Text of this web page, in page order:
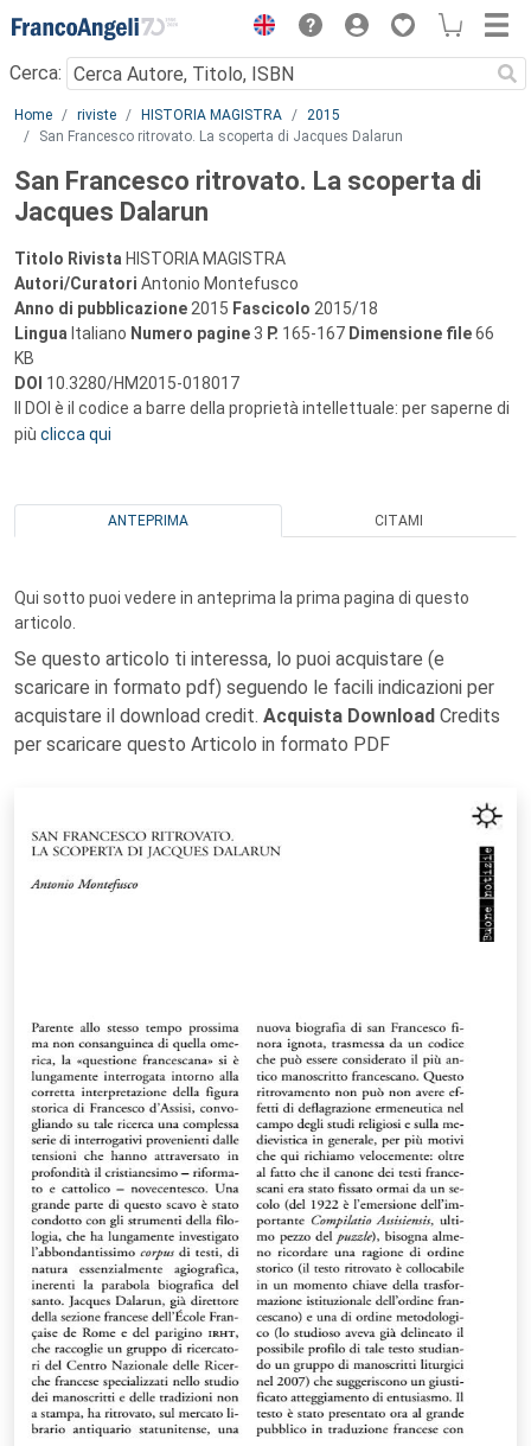
Menu
Cerca:
Main content
Home riviste HISTORIA MAGISTRA
2015
San Francesco ritrovato. La scoperta di Jacques Dalarun
San Francesco ritrovato. La scoperta di
Jacques Dalarun
Titolo Rivista HISTORIA MAGISTRA
Autori/Curatori Antonio Montefusco
Anno di pubblicazione 2015 Fascicolo 2015/18
Lingua Italiano Numero pagine 3 P. 165-167 Dimensione file66
KB
DOI 10.3280/HM2015-018017
Il DOI è il codice a barre della proprietà intellettuale: per saperne di
più clicca qui
ANTEPRIMA CITAMI
Qui sotto puoi vedere in anteprima la prima pagina di questo
articolo.
Se questo articolo ti interessa, lo puoi acquistare (e
scaricare in formato pdf) seguendo le facili indicazioni per
acquistare il download credit. Acquista Download Credits
per scaricare questo Articolo in formato PDF